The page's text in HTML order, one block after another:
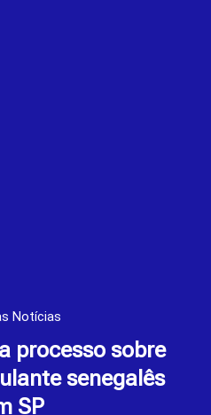
Notícias
processo sobre
senegalês
SP